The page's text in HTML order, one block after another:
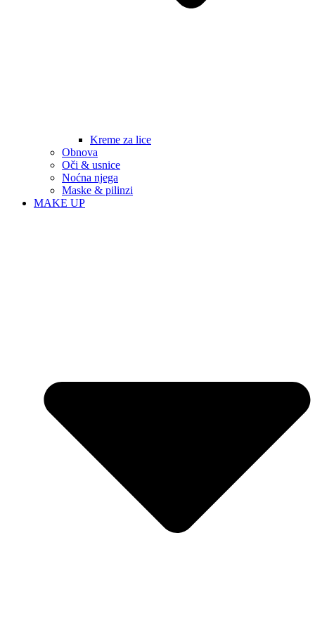
Kreme za lice
Obnova
Oči & usnice
Noćna njega
Maske & pilinzi
MAKE UP